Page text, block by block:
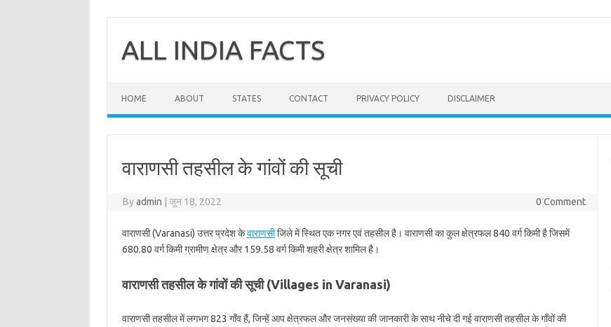
contentALL INDIA FACTS
HOME ABOUT STATES CONTACT PRIVACY POLICY DISCLAIMER
वाराणसी तहसील के गांवों की सूची
Byadmin जून 18, 2022 0 Comment
वाराणसी (Varanasi) उत्तर प्रदेश केवाराणसीजिले में स्थित एक नगर एवं तहसील है। वाराणसी का कुल क्षेत्रफल 840 वर्ग किमी है जिसमें
680.80 वर्ग किमी ग्रामीण क्षेत्र और 159.58 वर्ग किमी शहरी क्षेत्र शामिल है।
वाराणसी तहसील के गांवों की सूची (Villages in Varanasi)
वाराणसी तहसील में लगभग 823 गाँव हैं, जिन्हें आप क्षेत्रफल और जनसंख्या की जानकारी के साथ नीचे दी गई वाराणसी तहसील के गाँवों की